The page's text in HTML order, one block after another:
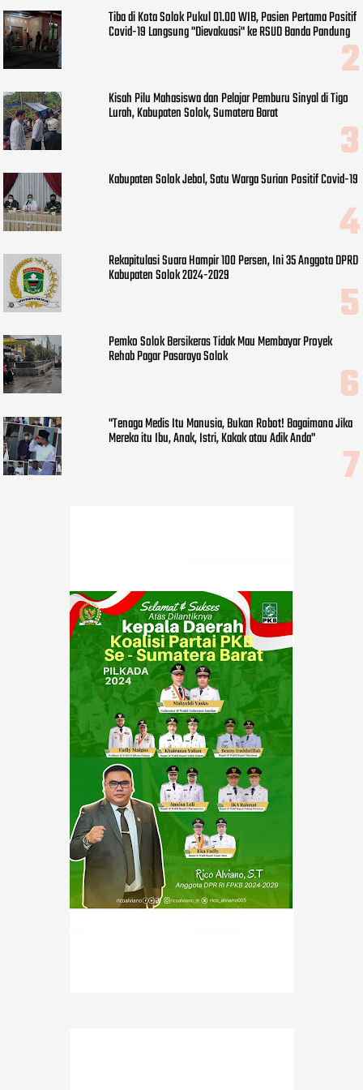
Tiba di Kota Solok Pukul 01.00 WIB, Pasien Pertama Positif
Covid-19 Langsung "Dievakuasi" ke RSUD Banda Pandung
Kisah Pilu Mahasiswa dan Pelajar Pemburu Sinyal di Tigo
Lurah, Kabupaten Solok, Sumatera Barat
Kabupaten Solok Jebol, Satu Warga Surian Positif Covid-19
Rekapitulasi Suara Hampir 100 Persen, Ini 35 Anggota DPRD
Kabupaten Solok 2024-2029
Pemko Solok Bersikeras Tidak Mau Membayar Proyek
Rehab Pagar Pasaraya Solok
"Tenaga Medis Itu Manusia, Bukan Robot! Bagaimana Jika
Mereka itu Ibu, Anak, Istri, Kakak atau Adik Anda"